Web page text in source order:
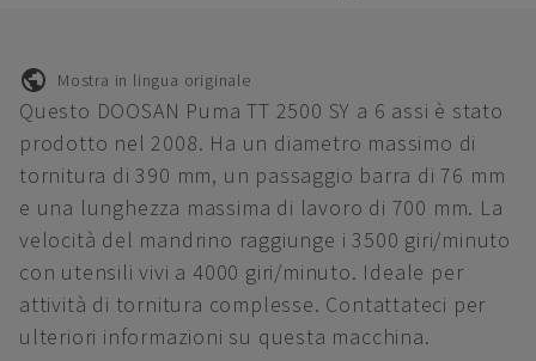
Mostra in lingua originale
Questo DOOSAN Puma TT 2500 SY a 6 assi è stato
prodotto nel 2008. Ha un diametro massimo di
tornitura di 390 mm, un passaggio barra di 76 mm
e una lunghezza massima di lavoro di 700 mm. La
velocità del mandrino raggiunge i 3500 giri/minuto
con utensili vivi a 4000 giri/minuto. Ideale per
attività di tornitura complesse. Contattateci per
ulteriori informazioni su questa macchina.